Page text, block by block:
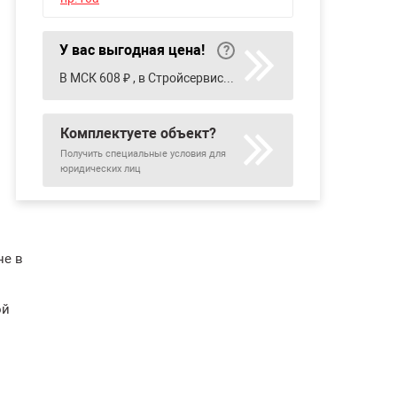
У вас выгодная цена!
Комплектуете объект?
Получить специальные условия для
юридических лиц
в